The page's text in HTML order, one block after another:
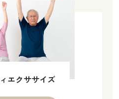
エクササイズ